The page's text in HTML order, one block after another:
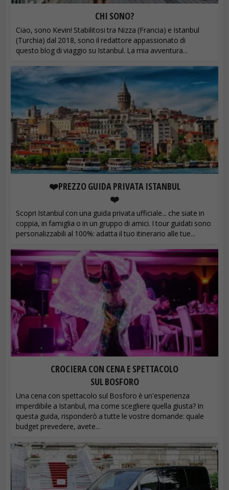
CHI SONO?
Ciao, sono Kevin! Stabilitosi tra Nizza (Francia) e Istanbul
(Turchia) dal 2018, sono il redattore appassionato di
questo blog di viaggio su Istanbul. La mia avventura...
❤️PREZZO GUIDA PRIVATA ISTANBUL
❤️
Scopri Istanbul con una guida privata ufficiale... che siate in
coppia, in famiglia o in un gruppo di amici. I tour guidati sono
personalizzabili al 100%: adatta il tuo itinerario alle tue...
CROCIERA CON CENA E SPETTACOLO
SUL BOSFORO
Una cena con spettacolo sul Bosforo è un'esperienza
imperdibile a Istanbul, ma come scegliere quella giusta? In
questa guida, risponderò a tutte le vostre domande: quale
budget prevedere, avete...